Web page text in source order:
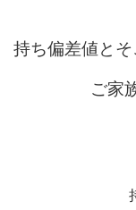
持ち偏差値と
ご家